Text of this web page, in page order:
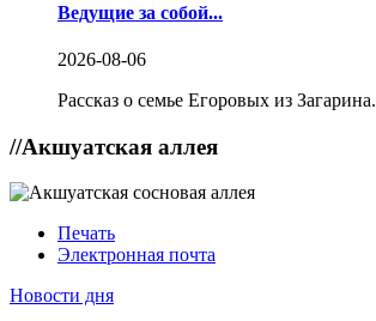
Ведущие за собой...
2026-08-06
Рассказ о семье Егоровых из Загарина.
//Акшуатская аллея
Печать
Электронная почта
Новости дня